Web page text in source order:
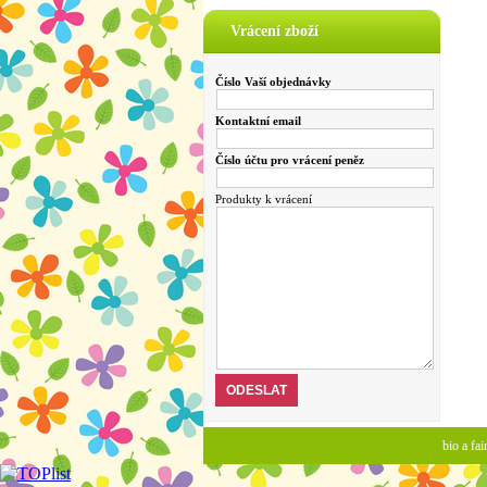
Vrácení zboží
Číslo Vaší objednávky
Kontaktní email
Číslo účtu pro vrácení peněz
Produkty k vrácení
bio a